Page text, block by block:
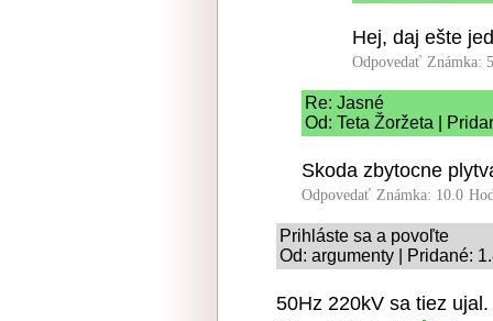
Hej, daj ešte
Odpovedať Známka:
Re: Jasné
Od: Teta Žoržeta |
Skoda zbytocne
Odpovedať Známka: 10.0
Prihláste sa a povoľte
Od: argumenty | Pridané:
50Hz 220kV sa tiez ujal.